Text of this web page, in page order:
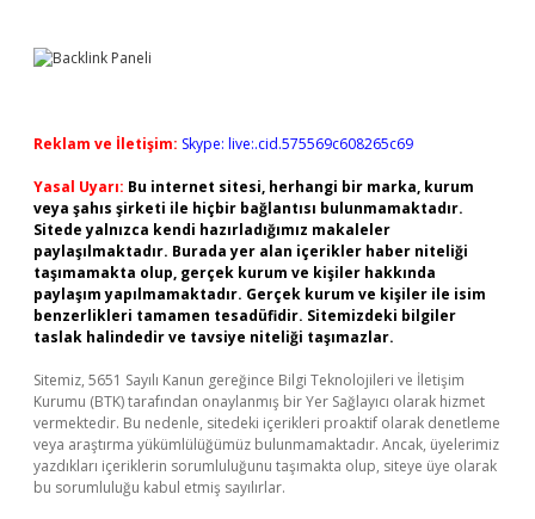
Reklam ve İletişim: Skype: live:.cid.575569c608265c69
Yasal Uyarı: Bu internet sitesi, herhangi bir marka, kurum
veya şahıs şirketi ile hiçbir bağlantısı bulunmamaktadır.
Sitede yalnızca kendi hazırladığımız makaleler
paylaşılmaktadır. Burada yer alan içerikler haber niteliği
taşımamakta olup, gerçek kurum ve kişiler hakkında
paylaşım yapılmamaktadır. Gerçek kurum ve kişiler ile isim
benzerlikleri tamamen tesadüfidir. Sitemizdeki bilgiler
taslak halindedir ve tavsiye niteliği taşımazlar.
Sitemiz, 5651 Sayılı Kanun gereğince Bilgi Teknolojileri ve İletişim
Kurumu (BTK) tarafından onaylanmış bir Yer Sağlayıcı olarak hizmet
vermektedir. Bu nedenle, sitedeki içerikleri proaktif olarak denetleme
veya araştırma yükümlülüğümüz bulunmamaktadır. Ancak, üyelerimiz
yazdıkları içeriklerin sorumluluğunu taşımakta olup, siteye üye olarak
bu sorumluluğu kabul etmiş sayılırlar.